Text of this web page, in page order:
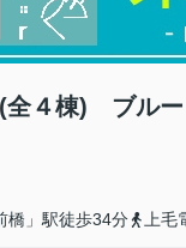
全４棟) ブル
橋」駅徒歩34分 上